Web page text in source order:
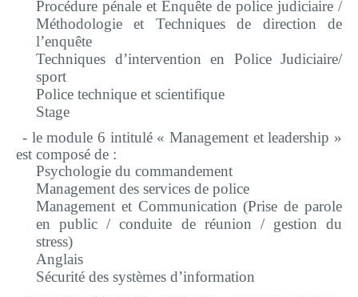
Procédure pénale et Enquête de police judiciaire /
Méthodologie et Techniques de direction de
l’enquête
Techniques d’intervention en Police Judiciaire/
sport
Police technique et scientifique
Stage
- lemodule 6 intitulé « Management et leadership »
est composé de :
Psychologie du commandement
Management des services de police
Management et Communication (Prise de parole
en public / conduite de réunion / gestion du
stress)
Anglais
Sécurité des systèmes d’information